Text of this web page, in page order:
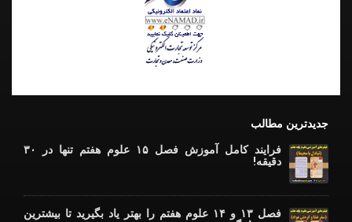
جدیدترین مطالب
فرایند کامل آموزش فصل ۱۵ علوم هفتم تنها در ۳۰
دقیقه!
فصل ۱۳ و ۱۴ علوم هفتم را بهتر یاد بگیرید تا بیشترین